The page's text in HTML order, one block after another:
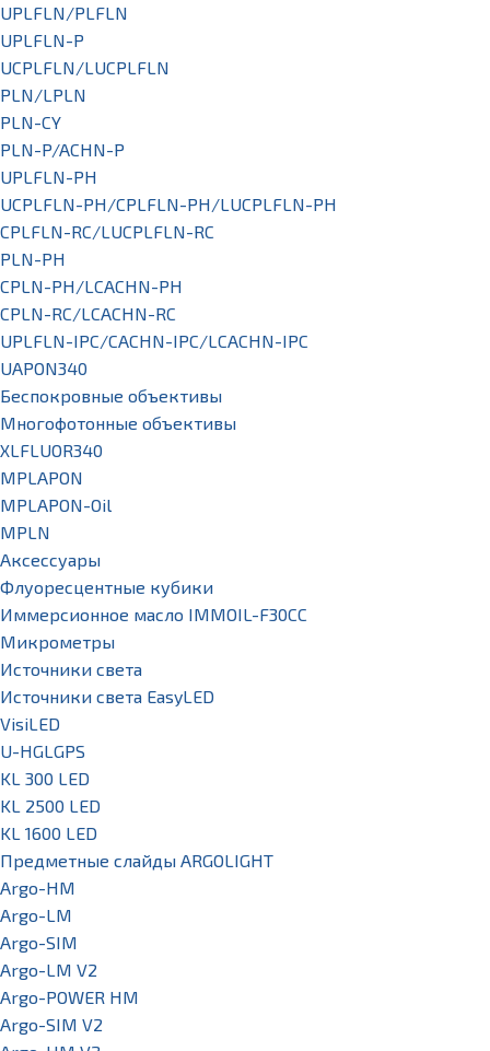
UPLFLN/PLFLN
UPLFLN-P
UCPLFLN/LUCPLFLN
PLN/LPLN
PLN-CY
PLN-P/ACHN-P
UPLFLN-PH
UCPLFLN-PH/CPLFLN-PH/LUCPLFLN-PH
CPLFLN-RC/LUCPLFLN-RC
PLN-PH
CPLN-PH/LCACHN-PH
CPLN-RC/LCACHN-RC
UPLFLN-IPC/CACHN-IPC/LCACHN-IPC
UAPON340
Беспокровные объективы
Многофотонные объективы
XLFLUOR340
MPLAPON
MPLAPON-Oil
MPLN
Аксессуары
Флуоресцентные кубики
Иммерсионное масло IMMOIL-F30CC
Микрометры
Источники света
Источники света EasyLED
VisiLED
U-HGLGPS
KL 300 LED
KL 2500 LED
KL 1600 LED
Предметные слайды ARGOLIGHT
Argo-HM
Argo-LM
Argo-SIM
Argo-LM V2
Argo-POWER HM
Argo-SIM V2